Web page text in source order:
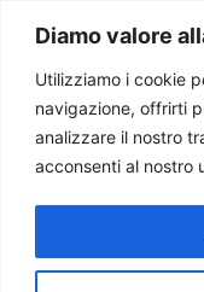
Diamo valore
Utilizziamo i cookie
navigazione, offrirti
analizzare il nostro
acconsenti al nostro
Corte
gay in